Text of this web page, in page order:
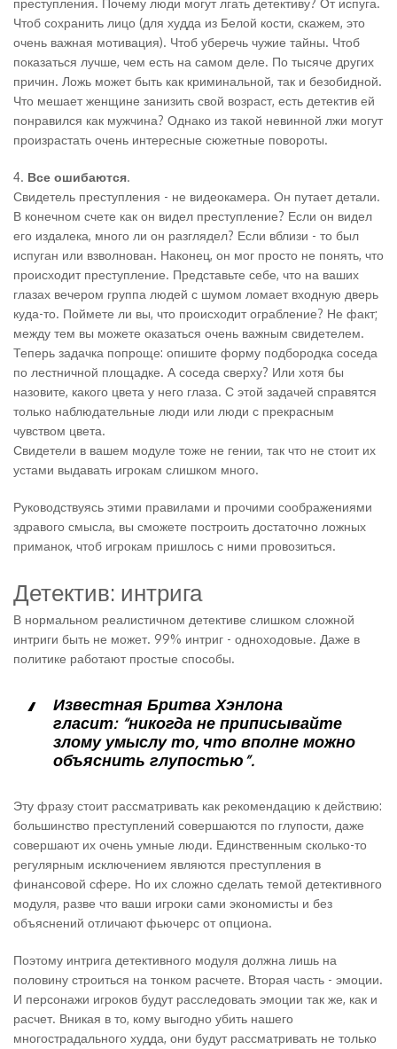
преступления. Почему люди могут лгать детективу? От испуга.
Чтоб сохранить лицо (для худда из Белой кости, скажем, это
очень важная мотивация). Чтоб уберечь чужие тайны. Чтоб
показаться лучше, чем есть на самом деле. По тысяче других
причин. Ложь может быть как криминальной, так и безобидной.
Что мешает женщине занизить свой возраст, есть детектив ей
понравился как мужчина? Однако из такой невинной лжи могут
произрастать очень интересные сюжетные повороты.
4. Все ошибаются.
Свидетель преступления - не видеокамера. Он путает детали.
В конечном счете как он видел преступление? Если он видел
его издалека, много ли он разглядел? Если вблизи - то был
испуган или взволнован. Наконец, он мог просто не понять, что
происходит преступление. Представьте себе, что на ваших
глазах вечером группа людей с шумом ломает входную дверь
куда-то. Поймете ли вы, что происходит ограбление? Не факт;
между тем вы можете оказаться очень важным свидетелем.
Теперь задачка попроще: опишите форму подбородка соседа
по лестничной площадке. А соседа сверху? Или хотя бы
назовите, какого цвета у него глаза. С этой задачей справятся
только наблюдательные люди или люди с прекрасным
чувством цвета.
Свидетели в вашем модуле тоже не гении, так что не стоит их
устами выдавать игрокам слишком много.
Руководствуясь этими правилами и прочими соображениями
здравого смысла, вы сможете построить достаточно ложных
приманок, чтоб игрокам пришлось с ними провозиться.
Детектив: интрига
В нормальном реалистичном детективе слишком сложной
интриги быть не может. 99% интриг - одноходовые. Даже в
политике работают простые способы.
Известная Бритва Хэнлона
гласит: “никогда не приписывайте
злому умыслу то, что вполне можно
объяснить глупостью”.
Эту фразу стоит рассматривать как рекомендацию к действию:
большинство преступлений совершаются по глупости, даже
совершают их очень умные люди. Единственным сколько-то
регулярным исключением являются преступления в
финансовой сфере. Но их сложно сделать темой детективного
модуля, разве что ваши игроки сами экономисты и без
объяснений отличают фьючерс от опциона.
Поэтому интрига детективного модуля должна лишь на
половину строиться на тонком расчете. Вторая часть - эмоции.
И персонажи игроков будут расследовать эмоции так же, как и
расчет. Вникая в то, кому выгодно убить нашего
многострадального худда, они будут рассматривать не только